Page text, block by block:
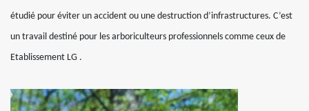
étudié pour éviter un accident ou une destruction d’infrastructures. C’est
un travail destiné pour les arboriculteurs professionnels comme ceux de
Etablissement LG .